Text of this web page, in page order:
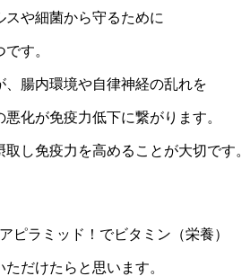
や細菌から守るために
す。
腸内環境や自律神経の乱れを
化が免疫力低下に繋がります。
し免疫力を高めることが大切です。
ピラミッド！でビタミン（栄養）
だけたらと思います。